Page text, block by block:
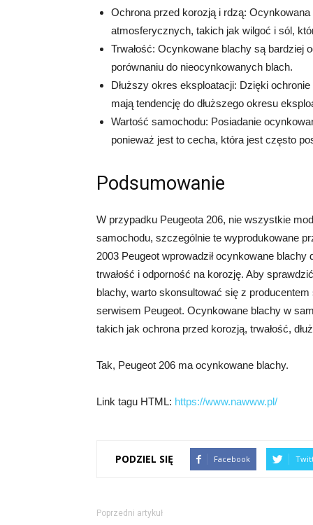
Ochrona przed korozją i rdzą:
atmosferycznych, takich jak wilgoć i sól,
Trwałość: Ocynkowane blachy są bardziej
porównaniu do nieocynkowanych blach.
Dłuższy okres eksploatacji: Dzięki
mają tendencję do dłuższego okresu
Wartość samochodu: Posiadanie
ponieważ jest to cecha, która jest często
Podsumowanie
W przypadku Peugeota 206, nie wszystkie
samochodu, szczególnie te wyprodukowane
2003 Peugeot wprowadził ocynkowane
trwałość i odporność na korozję. Aby
blachy, warto skonsultować się z
serwisem Peugeot. Ocynkowane blachy w
takich jak ochrona przed korozją, trwałość,
Tak, Peugeot 206 ma ocynkowane blachy.
Link tagu HTML: https://www.nawww.pl/
PODZIEL SIĘ Facebook
Poprzedni artykuł